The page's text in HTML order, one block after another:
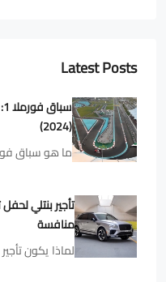
Latest Posts
(2024)
ما هو سباق فورملا 1 لجائزة أبو ظبي
تأجير بنتلي
منافسة
لماذا يكون